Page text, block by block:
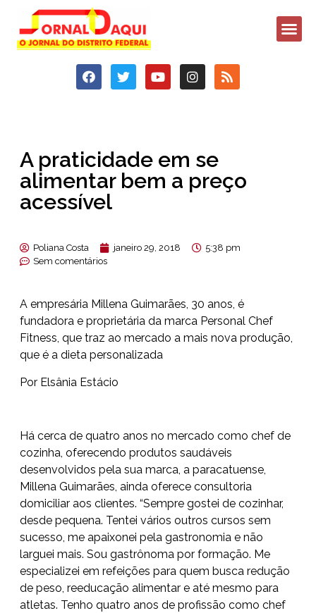
A praticidade em se
alimentar bem a preço
acessível
Poliana Costa janeiro 29, 2018
5:38 pm
Sem comentários
A empresária Millena Guimarães, 30 anos, é
fundadora e proprietária da marca Personal Chef
Fitness, que traz ao mercado a mais nova produção,
que é a dieta personalizada
Por Elsânia Estácio
Há cerca de quatro anos no mercado como chef de
cozinha, oferecendo produtos saudáveis
desenvolvidos pela sua marca, a paracatuense,
Millena Guimarães, ainda oferece consultoria
domiciliar aos clientes. “Sempre gostei de cozinhar,
desde pequena. Tentei vários outros cursos sem
sucesso, me apaixonei pela gastronomia e não
larguei mais. Sou gastrônoma por formação. Me
especializei em refeições para quem busca redução
de peso, reeducação alimentar e até mesmo para
atletas. Tenho quatro anos de profissão como chef